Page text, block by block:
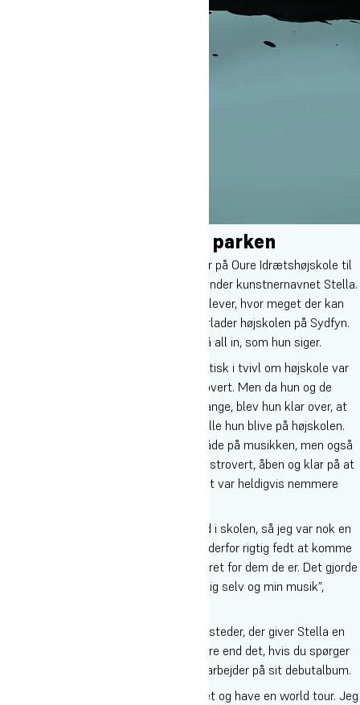
Drømmen er at spille i parken
For nylig var de nuværende musikelever på Oure Idrætshøjskole til
koncert på Vega med Sophie, som går under kunstnernavnet Stella.
For Sophie var det fedt at vise de nye elever, hvor meget der kan
ske med ens musikkarriere, når man forlader højskolen på Sydfyn.
Især hvis man giver sig selv lov til at gå all in, som hun siger.
Dengang hun selv startede, var hun faktisk i tvivl om højskole var
noget for hende, da hun af natur er introvert. Men da hun og de
andre elever gik i gang med at skrive sange, blev hun klar over, at
hvis hun ville noget med musikken, skulle hun blive på højskolen.
Så hun besluttede sig for at gå all in. Både på musikken, men også
på at træne sig selv til at blive mere ekstrovert, åben og klar på at
møde mange forskellige mennesker. Det var heldigvis nemmere
”Jeg er introvert og har aldrig været god i skolen, så jeg var nok en
smule usikker, da jeg startede. Det var derfor rigtig fedt at komme
til et sted, hvor alle bare bliver accepteret for dem de er. Det gjorde
det nemmere for mig at udvikle både mig selv og min musik”,
Lige nu er det Vega og en masse andre steder, der giver Stella en
scene, men drømmen går meget længere end det, hvis du spørger
den 22-årige fynske sanger, der lige nu arbejder på sit debutalbum.
”Jeg drømmer om at komme til udlandet og have en world tour. Jeg